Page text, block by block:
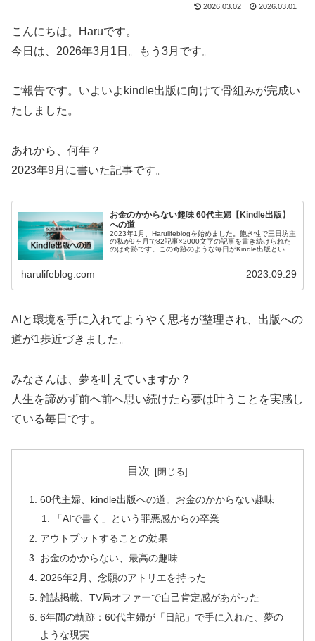
2026.03.02 2026.03.01
こんにちは。Haruです。
今日は、2026年3月1日。もう3月です。
ご報告です。いよいよkindle出版に向けて骨組みが完成い
たしました。
あれから、何年？
2023年9月に書いた記事です。
お金のかからない趣味 60代主婦【Kindle出版】
への道
2023年1月、Harulifeblogを始めました。飽き性で三日坊主
の私が9ヶ月で82記事×2000文字の記事を書き続けられた
のは奇跡です。この奇跡のような毎日がKindle出版という
harulifeblog.com 2023.09.29
AIと環境を手に入れてようやく思考が整理され、出版への
道が1歩近づきました。
みなさんは、夢を叶えていますか？
人生を諦めず前へ前へ思い続けたら夢は叶うことを実感し
ている毎日です。
目次
60代主婦、kindle出版への道。お金のかからない趣味
「AIで書く」という罪悪感からの卒業
アウトプットすることの効果
お金のかからない、最高の趣味
2026年2月、念願のアトリエを持った
雑誌掲載、TV局オファーで自己肯定感があがった
6年間の軌跡：60代主婦が「日記」で手に入れた、夢の
ような現実